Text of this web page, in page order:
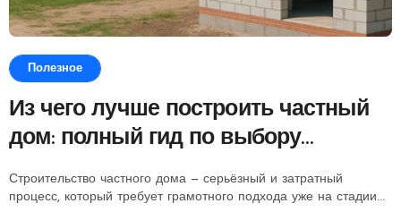
Полезное
Из чего лучше построить частный
дом: полный гид по выбору
Строительство частного дома — серьёзный и затратный
процесс, который требует грамотного подхода уже на стадии...